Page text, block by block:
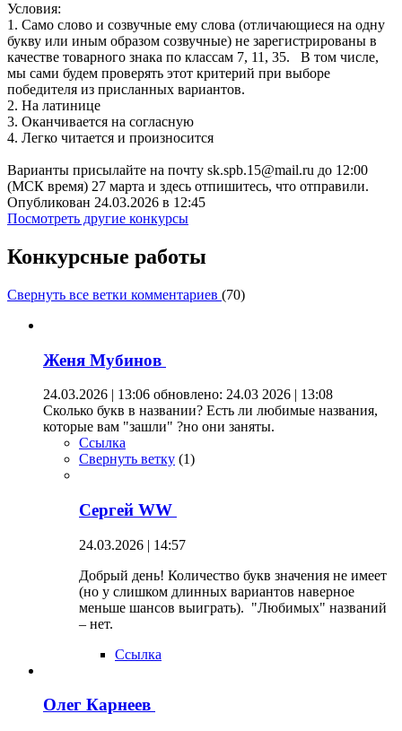
Условия:
1. Само слово и созвучные ему слова (отличающиеся на одну
букву или иным образом созвучные) не зарегистрированы в
качестве товарного знака по классам 7, 11, 35. В том числе,
мы сами будем проверять этот критерий при выборе
победителя из присланных вариантов.
2. На латинице
3. Оканчивается на согласную
4. Легко читается и произносится
Варианты присылайте на почту sk.spb.15@mail.ru до 12:00
(МСК время) 27 марта и здесь отпишитесь, что отправили.
Опубликован 24.03.2026 в 12:45
Посмотреть другие конкурсы
Конкурсные работы
Свернуть все ветки комментариев (70)
Женя Мубинов
24.03.2026 | 13:06 обновлено: 24.03 2026 | 13:08
Сколько букв в названии? Есть ли любимые названия,
которые вам "зашли" ?но они заняты.
Ссылка
Свернуть ветку (1)
Сергей WW
24.03.2026 | 14:57
Добрый день! Количество букв значения не имеет
(но у слишком длинных вариантов наверное
меньше шансов выиграть). "Любимых" названий
– нет.
Ссылка
Олег Карнеев